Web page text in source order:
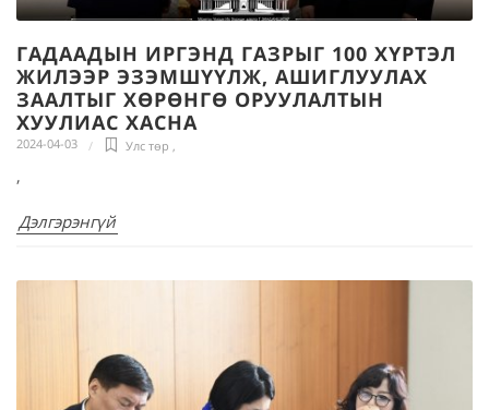
ГАДААДЫН ИРГЭНД ГАЗРЫГ 100 ХҮРТЭЛ
ЖИЛЭЭР ЭЗЭМШҮҮЛЖ, АШИГЛУУЛАХ
ЗААЛТЫГ ХӨРӨНГӨ ОРУУЛАЛТЫН
ХУУЛИАС ХАСНА
2024-04-03 Улс төр ,
,
Дэлгэрэнгүй